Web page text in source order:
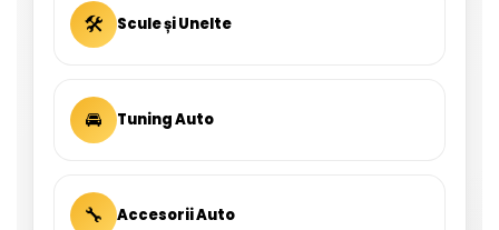
🛠 Scule și Unelte
🚘 Tuning Auto
🔧 Accesorii Auto